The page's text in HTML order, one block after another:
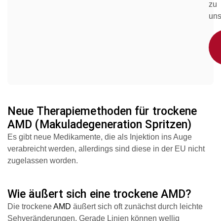
zu
Neue Therapiemethoden für trockene
AMD (Makuladegeneration Spritzen)
Es gibtneue Medikamente, die als Injektion ins Auge
verabreicht werden, allerdings sind diese in der EU nicht
zugelassen worden.
Wie äußert sich eine trockene AMD?
Die trockeneAMD äußert sich oft zunächst durch leichte
Sehveränderungen. Gerade Linien können wellig